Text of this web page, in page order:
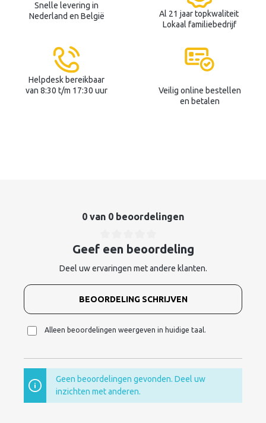
Snelle levering in
Nederland en België
Al 21 jaar topkwaliteit
Lokaal familiebedrijf
Helpdesk bereikbaar
van 8:30 t/m 17:30 uur
Veilig online bestellen
en betalen
0 van 0 beoordelingen
Geef een beoordeling
Deel uw ervaringen met andere klanten.
BEOORDELING SCHRIJVEN
Alleen beoordelingen weergeven in huidige taal.
Geen beoordelingen gevonden. Deel uw
inzichten met anderen.